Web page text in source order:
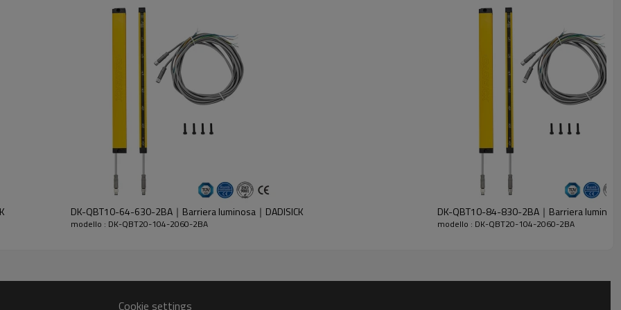
dell'emettitore e del ricevitore.
DK-QBT10-64-630-2BA｜Barriera luminosa｜DADISICK
modello : DK-QBT20-104-2060-2BA
DK-QBT10-84-830-2BA｜Barriera
modello : DK-QBT20-104-2060-2BA
Cookie settings